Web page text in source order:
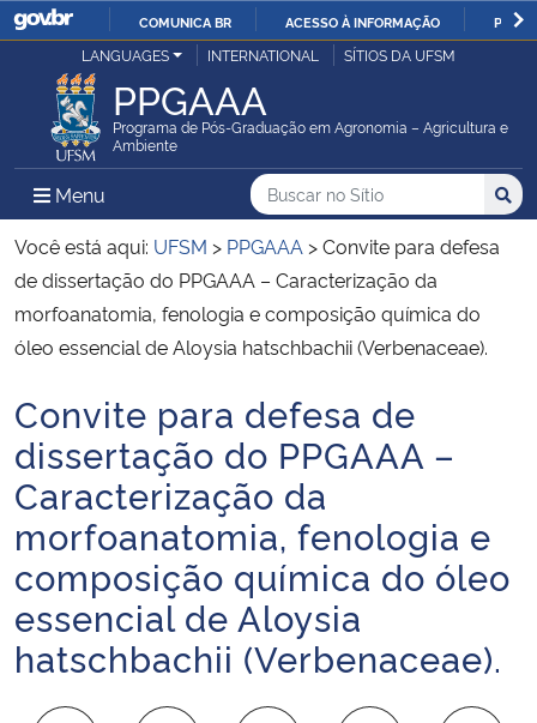
IR
O
COMUNICA BR ACESSO À INFORMAÇÃO
Ministério da Justiça e Segurança Pública
Ministério da Defesa
Ministério das Relações Exteriores
Ministério da Economia
Ministério da Agricultura, Pecuária e Abastecimento
Ministério da Educação
Ministério da Cidadania
Ministério da Saúde
LANGUAGES INTERNATIONAL SÍTIOS DA UFSM
PPGAAA
Programa de Pós-Graduação em Agronomia – Agricultura e
Ambiente
Menu Menu Principal do Sítio
Busca
Buscar no no Sítio
Busca:
Você está aqui: UFSM > PPGAAA >Convite para defesa
de dissertação do PPGAAA – Caracterização da
morfoanatomia, fenologia e composição química do
óleo essencial de Aloysia hatschbachii (Verbenaceae).
Início do conteúdo
Convite para defesa de
dissertação do PPGAAA –
Caracterização da
morfoanatomia, fenologia e
composição química do óleo
essencial de Aloysia
hatschbachii (Verbenaceae).